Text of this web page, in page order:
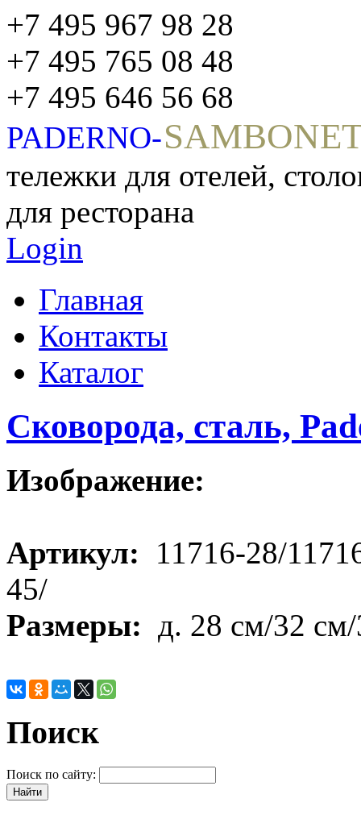
+7 495 967 98 28
+7 495 765 08 48
+7 495 646 56 68
PADERNO-
тележки для отелей,
для ресторана
Login
Главная
Контакты
Каталог
Сковорода, сталь,
Изображение:
Артикул:
11716-28/
45/
Размеры:
д. 28 см/32
Поиск
Поиск по сайту: